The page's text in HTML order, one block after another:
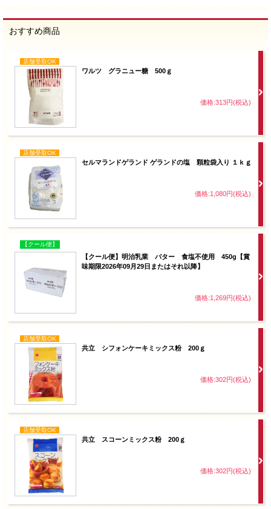
おすすめ商品
店舗受取OK
ワルツ グラニュー糖 500ｇ
価格:313円(税込)
店舗受取OK
セルマランドゲランド ゲランドの塩 顆粒袋入り １ｋｇ
価格:1,080円(税込)
【クール便】
【クール便】明治乳業 バター 食塩不使用 450g【賞
味期限2026年09月29日またはそれ以降】
価格:1,269円(税込)
店舗受取OK
共立 シフォンケーキミックス粉 200ｇ
価格:302円(税込)
店舗受取OK
共立 スコーンミックス粉 200ｇ
価格:302円(税込)